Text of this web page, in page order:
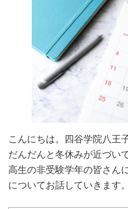
こんにちは。四谷学院八王
だんだんと冬休みが近づい
高生の非受験学年の皆さん
についてお話していきます。